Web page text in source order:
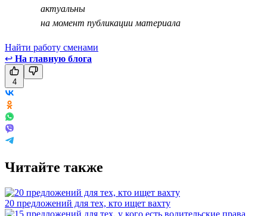
актуальны
на момент публикации материала
Найти работу сменами
↩ На главную блога
4
Читайте также
20 предложений для тех, кто ищет вахту